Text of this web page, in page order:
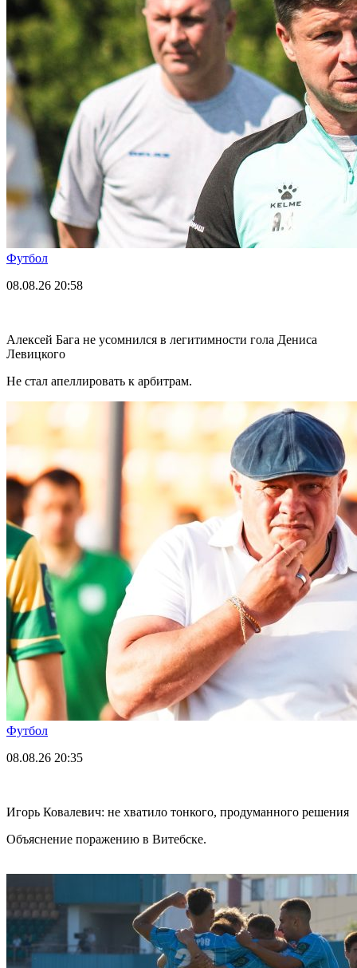
Футбол
08.08.26 20:58
Алексей Бага не усомнился в легитимности гола Дениса
Левицкого
Не стал апеллировать к арбитрам.
Футбол
08.08.26 20:35
Игорь Ковалевич: не хватило тонкого, продуманного решения
Объяснение поражению в Витебске.